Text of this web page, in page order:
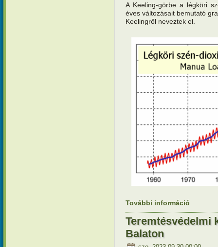
A Keeling-görbe a légköri
éves változásait bemutató
Keelingről neveztek el.
További információ
Teremtésvédelmi
Balaton